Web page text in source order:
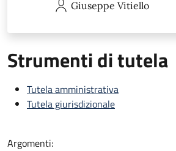
Giuseppe Vitiello
Strumenti di tutela
Tutela amministrativa
Tutela giurisdizionale
Argomenti: